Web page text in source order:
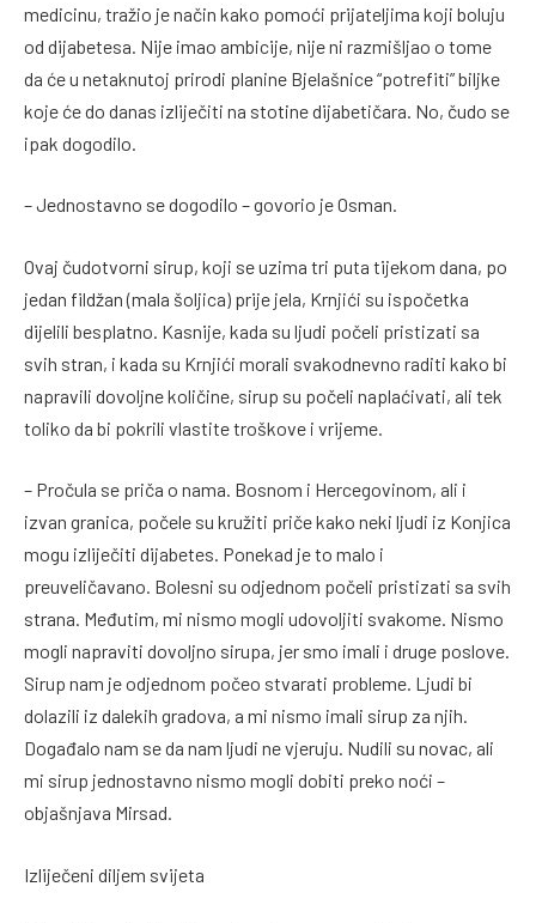
medicinu, tražio je način kako pomoći prijateljima koji boluju
od dijabetesa. Nije imao ambicije, nije ni razmišljao o tome
da će u netaknutoj prirodi planine Bjelašnice “potrefiti” biljke
koje će do danas izliječiti na stotine dijabetičara. No, čudo se
ipak dogodilo.
– Jednostavno se dogodilo – govorio je Osman.
Ovaj čudotvorni sirup, koji se uzima tri puta tijekom dana, po
jedan fildžan (mala šoljica) prije jela, Krnjići su ispočetka
dijelili besplatno. Kasnije, kada su ljudi počeli pristizati sa
svih stran, i kada su Krnjići morali svakodnevno raditi kako bi
napravili dovoljne količine, sirup su počeli naplaćivati, ali tek
toliko da bi pokrili vlastite troškove i vrijeme.
– Pročula se priča o nama. Bosnom i Hercegovinom, ali i
izvan granica, počele su kružiti priče kako neki ljudi iz Konjica
mogu izliječiti dijabetes. Ponekad je to malo i
preuveličavano. Bolesni su odjednom počeli pristizati sa svih
strana. Međutim, mi nismo mogli udovoljiti svakome. Nismo
mogli napraviti dovoljno sirupa, jer smo imali i druge poslove.
Sirup nam je odjednom počeo stvarati probleme. Ljudi bi
dolazili iz dalekih gradova, a mi nismo imali sirup za njih.
Događalo nam se da nam ljudi ne vjeruju. Nudili su novac, ali
mi sirup jednostavno nismo mogli dobiti preko noći –
objašnjava Mirsad.
Izliječeni diljem svijeta